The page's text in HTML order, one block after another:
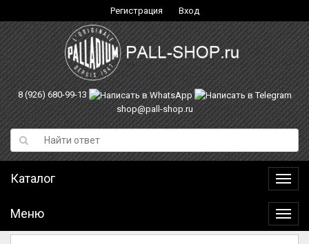
Регистрация Вход
8 (926) 680-99-13
shop@pall-shop.ru
Каталог
Меню
Меню